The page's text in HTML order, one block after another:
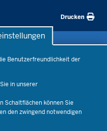
Benutzerfreundlichkeit der
in unserer
Schaltflächen können Sie
den zwingend notwendigen
Drucken